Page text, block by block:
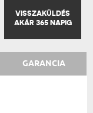
VISSZAKÜLDÉS
AKÁR 365 NAPIG
GARANCIA